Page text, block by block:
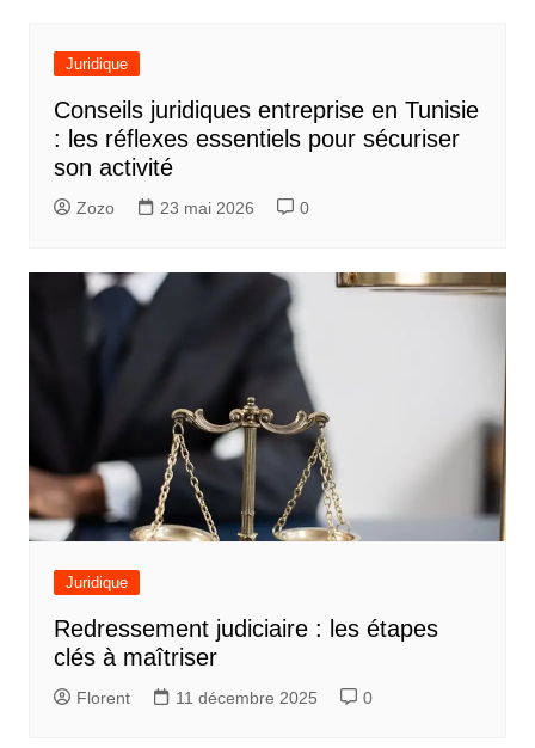
t
Juridique
Conseils juridiques entreprise en Tunisie
: les réflexes essentiels pour sécuriser
son activité
Zozo 23 mai 2026 0
Juridique
Redressement judiciaire : les étapes
clés à maîtriser
Florent 11 décembre 2025 0